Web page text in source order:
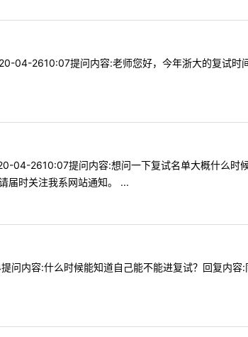
04-2610:07提问内容:老师您好，今年浙大的复试时
04-2610:07提问内容:想问一下复试名单大概什么时
届时关注我系网站通知。 ...
内容:什么时候能知道自己能不能进复试？回复内容